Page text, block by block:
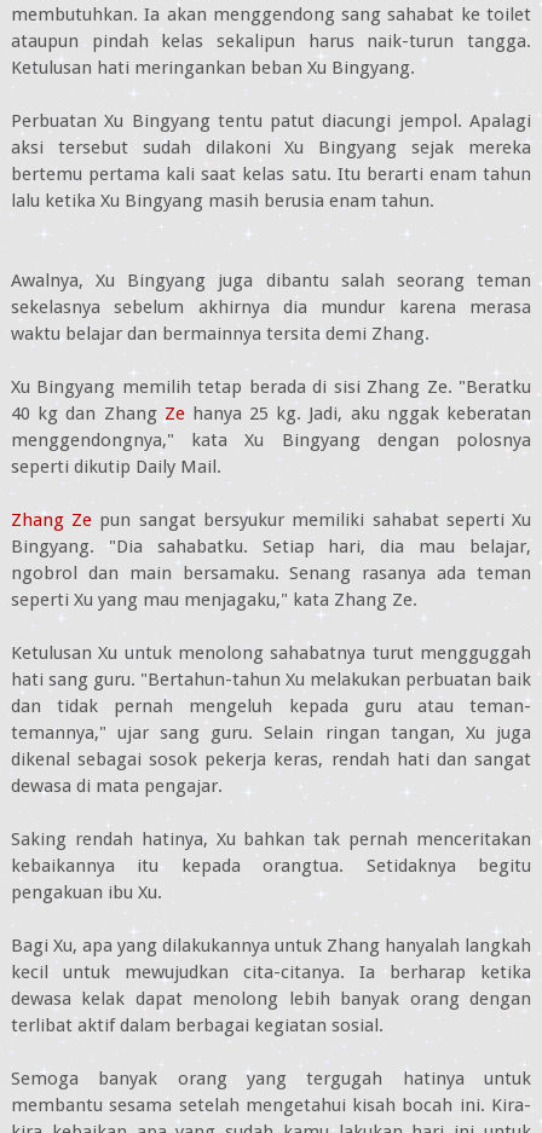
membutuhkan. Ia akan menggendong sang sahabat ke toilet
ataupun pindah kelas sekalipun harus naik-turun tangga.
Ketulusan hati meringankan beban Xu Bingyang.
Perbuatan Xu Bingyang tentu patut diacungi jempol. Apalagi
aksi tersebut sudah dilakoni Xu Bingyang sejak mereka
bertemu pertama kali saat kelas satu. Itu berarti enam tahun
lalu ketika Xu Bingyang masih berusia enam tahun.
Awalnya, Xu Bingyang juga dibantu salah seorang teman
sekelasnya sebelum akhirnya dia mundur karena merasa
waktu belajar dan bermainnya tersita demi Zhang.
Xu Bingyang memilih tetap berada di sisi Zhang Ze. "Beratku
40 kg dan Zhang Ze hanya 25 kg. Jadi, aku nggak keberatan
menggendongnya," kata Xu Bingyang dengan polosnya
seperti dikutip Daily Mail.
Zhang Ze pun sangat bersyukur memiliki sahabat seperti Xu
Bingyang. "Dia sahabatku. Setiap hari, dia mau belajar,
ngobrol dan main bersamaku. Senang rasanya ada teman
seperti Xu yang mau menjagaku," kata Zhang Ze.
Ketulusan Xu untuk menolong sahabatnya turut mengguggah
hati sang guru. "Bertahun-tahun Xu melakukan perbuatan baik
dan tidak pernah mengeluh kepada guru atau teman-
temannya," ujar sang guru. Selain ringan tangan, Xu juga
dikenal sebagai sosok pekerja keras, rendah hati dan sangat
dewasa di mata pengajar.
Saking rendah hatinya, Xu bahkan tak pernah menceritakan
kebaikannya itu kepada orangtua. Setidaknya begitu
pengakuan ibu Xu.
Bagi Xu, apa yang dilakukannya untuk Zhang hanyalah langkah
kecil untuk mewujudkan cita-citanya. Ia berharap ketika
dewasa kelak dapat menolong lebih banyak orang dengan
terlibat aktif dalam berbagai kegiatan sosial.
Semoga banyak orang yang tergugah hatinya untuk
membantu sesama setelah mengetahui kisah bocah ini. Kira-